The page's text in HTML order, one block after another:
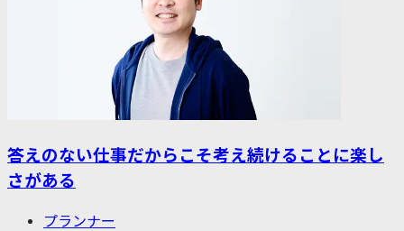
答えのない仕事だからこそ考え続けることに楽し
さがある
プランナー